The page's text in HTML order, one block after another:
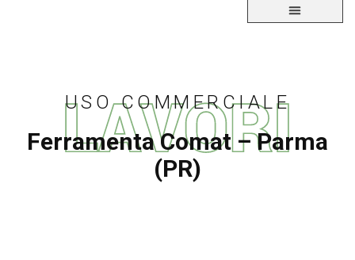
USO COMMERCIALE
Ferramenta Comat – Parma
(PR)